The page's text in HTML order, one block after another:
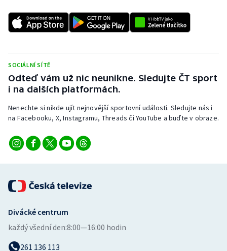
SOCIÁLNÍ SÍTĚ
Odteď vám už nic neunikne. Sledujte ČT sport
i na dalších platformách.
Nenechte si nikde ujít nejnovější sportovní události. Sledujte nás i
na Facebooku, X, Instagramu, Threads či YouTube a buďte v obraze.
Divácké centrum
každý všední den:8:00—16:00 hodin
261 136 113